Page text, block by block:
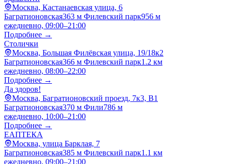
Москва, Кастанаевская улица, 6
Багратионовская363 м Филевский парк956 м
ежедневно, 09:00–21:00
Подробнее →
Столички
Москва, Большая Филёвская улица, 19/18к2
Багратионовская366 м Филевский парк1.2 км
ежедневно, 08:00–22:00
Подробнее →
Да здоров!
Москва, Багратионовский проезд, 7к3, B1
Багратионовская370 м Фили786 м
ежедневно, 10:00–21:00
Подробнее →
ЕАПТЕКА
Москва, улица Барклая, 7
Багратионовская385 м Филевский парк1.1 км
ежедневно, 09:00–21:00